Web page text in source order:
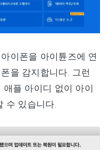
이폰을 아이튠즈에 연
을 감지합니다. 그런
플 아이디 없이 아이
수 있습니다.